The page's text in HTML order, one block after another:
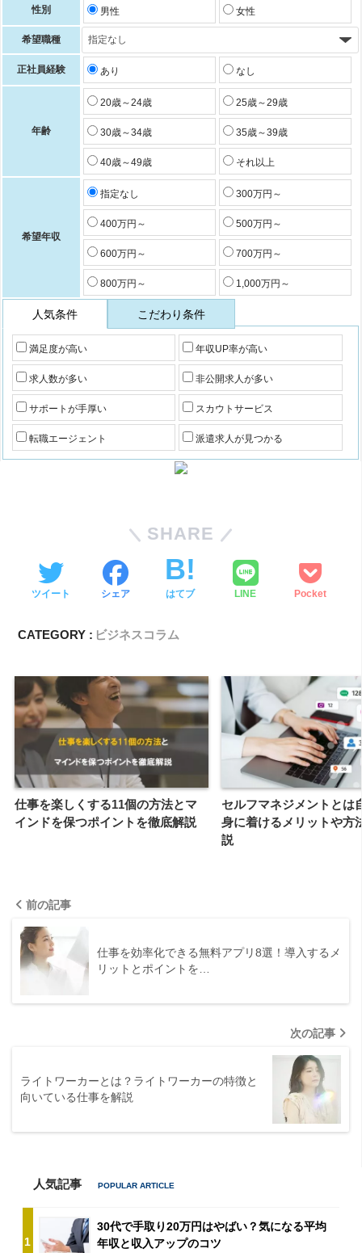
性別 男性 女性
希望職種
正社員経験 あり なし
年齢
20歳～24歳 25歳～29歳
30歳～34歳 35歳～39歳
40歳～49歳 それ以上
希望年収
指定なし 300万円～
400万円～ 500万円～
600万円～ 700万円～
800万円～ 1,000万円～
人気条件 こだわり条件
満足度が高い 年収UP率が高い
求人数が多い 非公開求人が多い
サポートが手厚い スカウトサービス
転職エージェント 派遣求人が見つかる
SHARE
ツイート シェア はてブ LINE Pocket
CATEGORY : ビジネスコラム
仕事を楽しくする11個の方法とマ
インドを保つポイントを徹底解説
セルフマネジメントとは
身に着けるメリットや方
説
前の記事
仕事を効率化できる無料アプリ8選！導入するメ
リットとポイントを…
次の記事
ライトワーカーとは？ライトワーカーの特徴と
向いている仕事を解説
人気記事
1
30代で手取り20万円はやばい？気になる平均
年収と収入アップのコツ